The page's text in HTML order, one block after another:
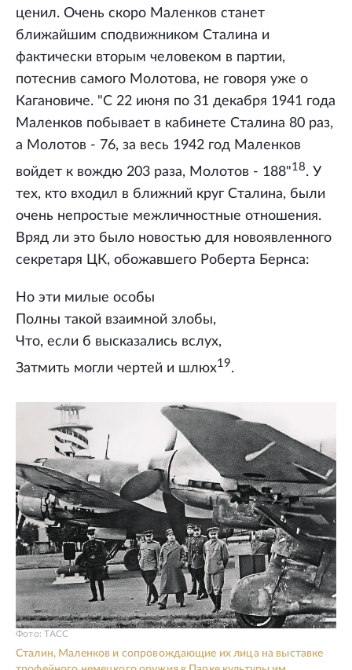
ценил. Очень скоро Маленков станет
ближайшим сподвижником Сталина и
фактически вторым человеком в партии,
потеснив самого Молотова, не говоря уже о
Кагановиче. "С 22 июня по 31 декабря 1941 года
Маленков побывает в кабинете Сталина 80 раз,
а Молотов - 76, за весь 1942 год Маленков
войдет к вождю 203 раза, Молотов - 188"18. У
тех, кто входил в ближний круг Сталина, были
очень непростые межличностные отношения.
Вряд ли это было новостью для новоявленного
секретаря ЦК, обожавшего Роберта Бернса:
Но эти милые особы
Полны такой взаимной злобы,
Что, если б высказались вслух,
Затмить могли чертей и шлюх19.
Сталин, Маленков и сопровождающие их лица на выставке
Фото: ТАСС